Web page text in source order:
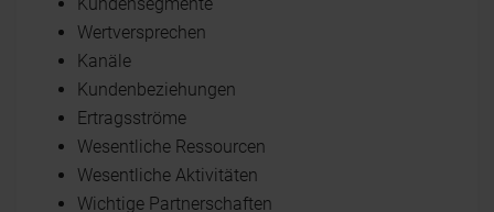
Wertversprechen
Kanäle
Kundenbeziehungen
Ertragsströme
Wesentliche Ressourcen
Wesentliche Aktivitäten
Wichtige Partnerschaften